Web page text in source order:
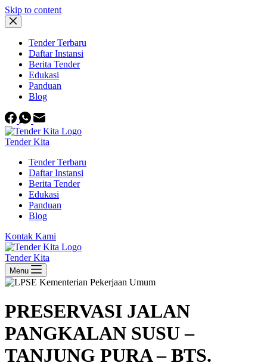
Skip to content
Tender Terbaru
Daftar Instansi
Berita Tender
Edukasi
Panduan
Blog
Tender Kita
Tender Terbaru
Daftar Instansi
Berita Tender
Edukasi
Panduan
Blog
Kontak Kami
Tender Kita
Menu
PRESERVASI JALAN
PANGKALAN SUSU –
TANJUNG PURA – BTS.